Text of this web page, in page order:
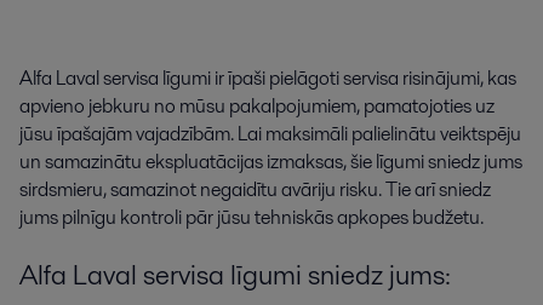
Alfa Laval servisa līgumi ir īpaši pielāgoti servisa risinājumi, kas
apvieno jebkuru no mūsu pakalpojumiem, pamatojoties uz
jūsu īpašajām vajadzībām. Lai maksimāli palielinātu veiktspēju
un samazinātu ekspluatācijas izmaksas, šie līgumi sniedz jums
sirdsmieru, samazinot negaidītu avāriju risku. Tie arī sniedz
jums pilnīgu kontroli pār jūsu tehniskās apkopes budžetu.
Alfa Laval servisa līgumi sniedz jums: